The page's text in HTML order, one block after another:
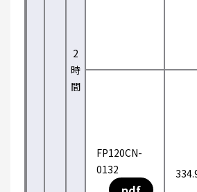
2
時
間
FP120CN-
0132